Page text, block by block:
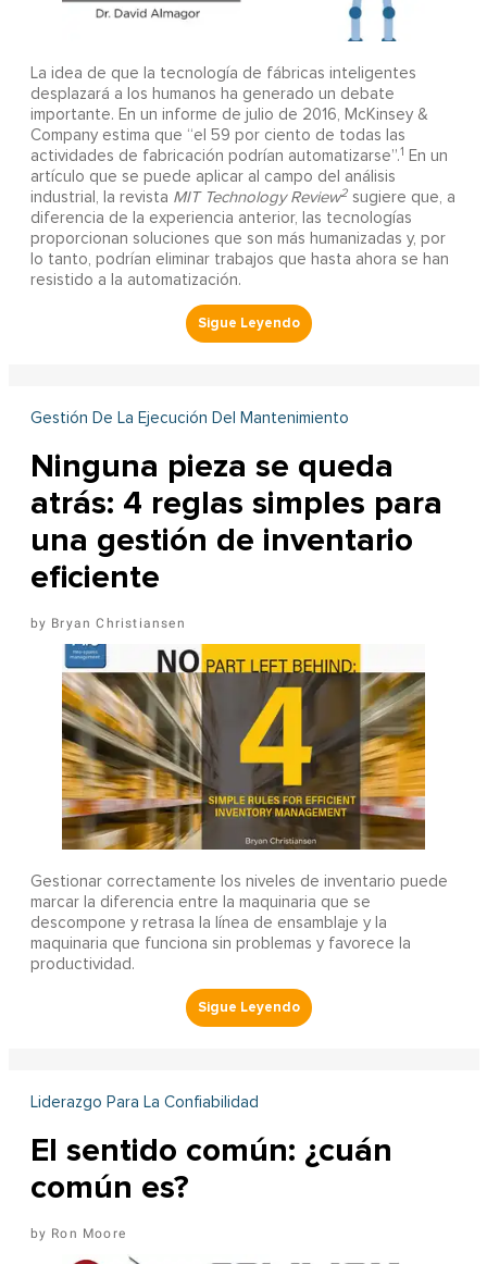
La idea de que la tecnología de fábricas inteligentes
desplazará a los humanos ha generado un debate
importante. En un informe de julio de 2016, McKinsey &
Company estima que “el 59 por ciento de todas las
actividades de fabricación podrían automatizarse”.1
En un
artículo que se puede aplicar al campo del análisis
industrial, la revista MIT Technology Review2sugiere que, a
diferencia de la experiencia anterior, las tecnologías
proporcionan soluciones que son más humanizadas y, por
lo tanto, podrían eliminar trabajos que hasta ahora se han
resistido a la automatización.
Gestión De La Ejecución Del Mantenimiento
Ninguna pieza se queda
atrás: 4 reglas simples para
una gestión de inventario
eficiente
Bryan Christiansen
Gestionar correctamente los niveles de inventario puede
marcar la diferencia entre la maquinaria que se
descompone y retrasa la línea de ensamblaje y la
maquinaria que funciona sin problemas y favorece la
productividad.
Liderazgo Para La Confiabilidad
El sentido común: ¿cuán
común es?
Ron Moore